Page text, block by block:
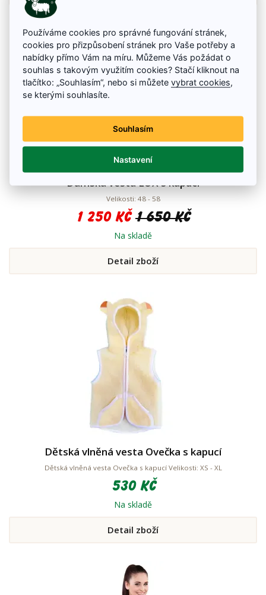
Dámská vesta LUX s kapucí
Velikosti: 48 - 58
1 250 Kč 1 650 Kč
Na skladě
Detail zboží
Dětská vlněná vesta Ovečka s kapucí
Dětská vlněná vesta Ovečka s kapucí Velikosti: XS - XL
530 Kč
Na skladě
Detail zboží
Používáme cookies pro správné fungování stránek,
cookies pro přizpůsobení stránek pro Vaše potřeby a
nabídky přímo Vám na míru. Můžeme Vás požádat o
souhlas s takovým využitím cookies? Stačí kliknout na
tlačítko: „Souhlasím“, nebo si můžetevybrat cookies
se kterými souhlasíte.
Souhlasím
Nastavení